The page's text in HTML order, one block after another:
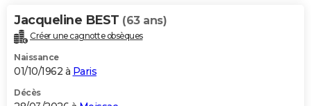
Jacqueline BEST (63 ans)
Créer une cagnotte obsèques
Naissance
01/10/1962 à Paris
Décès